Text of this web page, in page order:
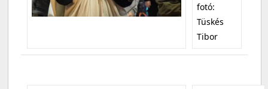
fotó:
Tüskés
Tibor